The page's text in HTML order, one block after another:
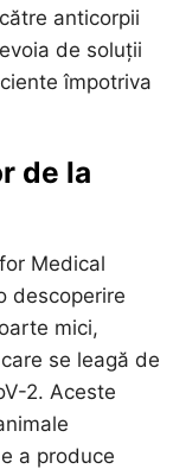
anticorpii
de soluții
împotriva
de la
Medical
descoperire
mici,
se leagă de
2. Aceste
a produce